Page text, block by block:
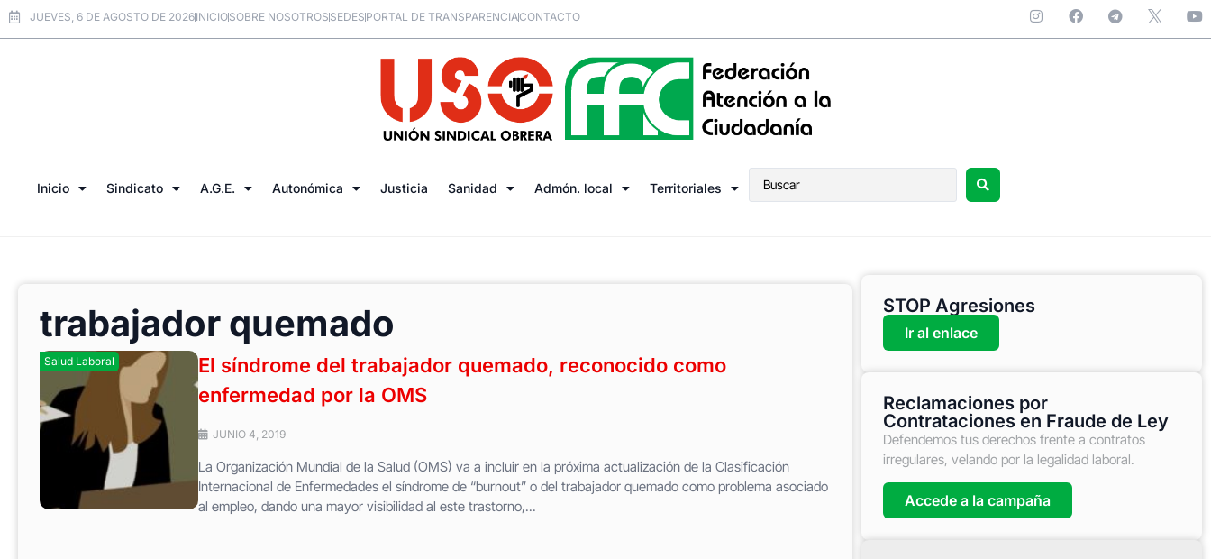
JUEVES, 6 DE AGOSTO DE 2026INICIOSOBRE NOSOTROSSEDESPORTAL DE TRANSPARENCIACONTACTO
Inicio Sindicato A.G.E. Autonómica Justicia Sanidad Admón. local Territoriales
trabajador quemado
Salud Laboral
El síndrome del trabajador quemado, reconocido como
enfermedad por la OMS
JUNIO 4, 2019
La Organización Mundial de la Salud (OMS) va a incluir en la próxima actualización de la Clasificación
Internacional de Enfermedades el síndrome de “burnout” o del trabajador quemado como problema asociado
al empleo, dando una mayor visibilidad al este trastorno,...
STOP Agresiones
Ir al enlace
Reclamaciones por
Contrataciones en Fraude de Ley
Defendemos tus derechos frente a contratos
irregulares, velando por la legalidad laboral.
Accede a la campaña